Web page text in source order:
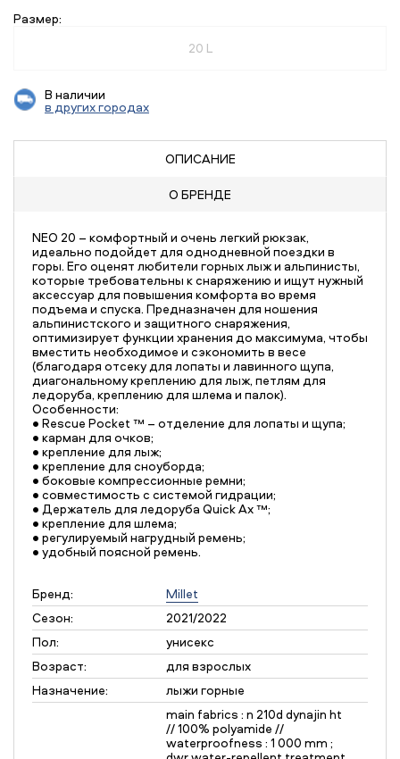
Размер:
20 L
В наличии
в других городах
ОПИСАНИЕ
О БРЕНДЕ
NEO 20 – комфортный и очень легкий рюкзак,
идеально подойдет для однодневной поездки в
горы. Его оценят любители горных лыж и альпинисты,
которые требовательны к снаряжению и ищут нужный
аксессуар для повышения комфорта во время
подъема и спуска. Предназначен для ношения
альпинистского и защитного снаряжения,
оптимизирует функции хранения до максимума, чтобы
вместить необходимое и сэкономить в весе
(благодаря отсеку для лопаты и лавинного щупа,
диагональному креплению для лыж, петлям для
ледоруба, креплению для шлема и палок).
Особенности:
• Rescue Pocket ™ – отделение для лопаты и щупа;
• карман для очков;
• крепление для лыж;
• крепление для сноуборда;
• боковые компрессионные ремни;
• совместимость с системой гидрации;
• Держатель для ледоруба Quick Ax ™;
• крепление для шлема;
• регулируемый нагрудный ремень;
• удобный поясной ремень.
Бренд:
Millet
Сезон:
2021/2022
Пол:
унисекс
Возраст:
для взрослых
Назначение:
лыжи горные
main fabrics : n 210d dynajin ht
// 100% polyamide //
waterproofness : 1 000 mm ;